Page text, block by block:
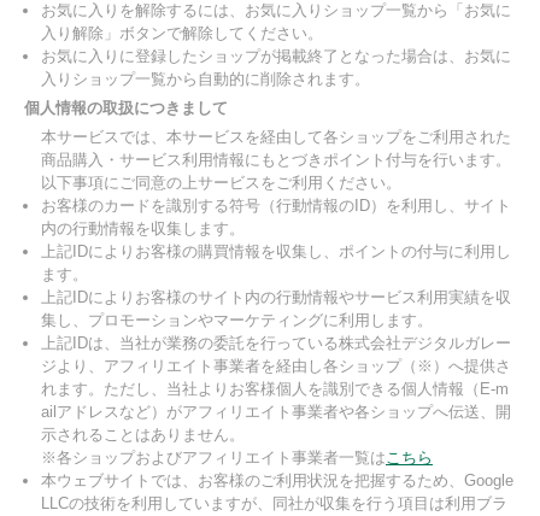
お気に入りを解除するには、お気に入りショップ一覧から「お気に
入り解除」ボタンで解除してください。
お気に入りに登録したショップが掲載終了となった場合は、お気に
入りショップ一覧から自動的に削除されます。
個人情報の取扱につきまして
本サービスでは、本サービスを経由して各ショップをご利用された
商品購入・サービス利用情報にもとづきポイント付与を行います。
以下事項にご同意の上サービスをご利用ください。
お客様のカードを識別する符号（行動情報のID）を利用し、サイト
内の行動情報を収集します。
上記IDによりお客様の購買情報を収集し、ポイントの付与に利用し
ます。
上記IDによりお客様のサイト内の行動情報やサービス利用実績を収
集し、プロモーションやマーケティングに利用します。
上記IDは、当社が業務の委託を行っている株式会社デジタルガレー
ジより、アフィリエイト事業者を経由し各ショップ（※）へ提供さ
れます。ただし、当社よりお客様個人を識別できる個人情報（E-m
ailアドレスなど）がアフィリエイト事業者や各ショップへ伝送、開
示されることはありません。
※各ショップおよびアフィリエイト事業者一覧はこちら
本ウェブサイトでは、お客様のご利用状況を把握するため、Google
LLCの技術を利用していますが、同社が収集を行う項目は利用ブラ